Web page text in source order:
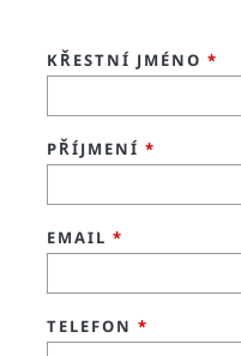
KŘESTNÍ JMÉNO *
PŘÍJMENÍ *
EMAIL *
TELEFON *